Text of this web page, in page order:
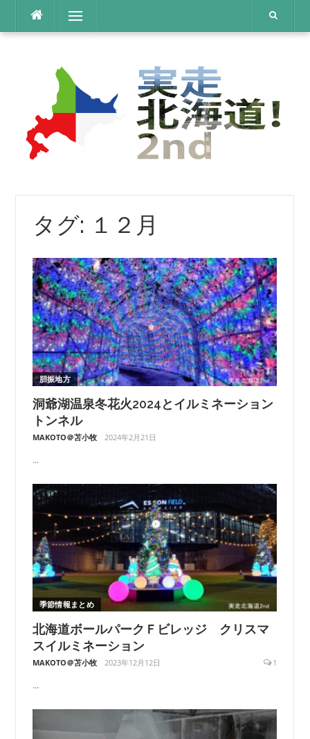
テ
メニュー
タグ: １２月
胆振地方
洞爺湖温泉冬花火2024とイルミネーション
トンネル
MAKOTO＠苫小牧 2024年2月21日
...
季節情報まとめ
北海道ボールパークＦビレッジ クリスマ
スイルミネーション
MAKOTO＠苫小牧 2023年12月12日 1
...